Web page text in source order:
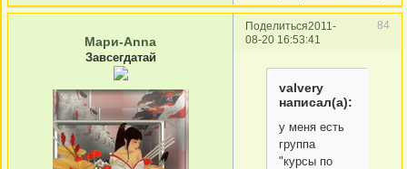
Поделиться 84
2011-
08-20 16:53:41
Мари-Anna
Завсегдатай
valvery
написал(а):
у меня есть
группа
"курсы по